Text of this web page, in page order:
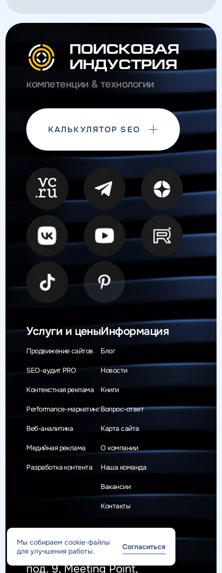
компетенции & технологии
КАЛЬКУЛЯТОР SEO
Услуги и цены
Продвижение сайтов
SEO-аудит PRO
Контекстная реклама
Performance-маркетинг
Веб-аналитика
Медийная реклама
Разработка контента
Информация
Блог
Новости
Книги
Вопрос-ответ
Карта сайта
О компании
Наша команда
Вакансии
Контакты
Россия, город Москва
ул. Охотный ряд, д. 2,
под. 9, Meeting Point,
Мы собираем cookie-файлы
для улучшения работы.
Согласиться